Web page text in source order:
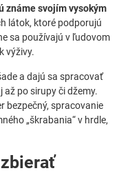
známe svojím vysokým
látok, ktoré podporujú
sa používajú v ľudovom
výživy.
a dajú sa spracovať
po sirupy či džemy.
bezpečný, spracovanie
„škrabania“ v hrdle,